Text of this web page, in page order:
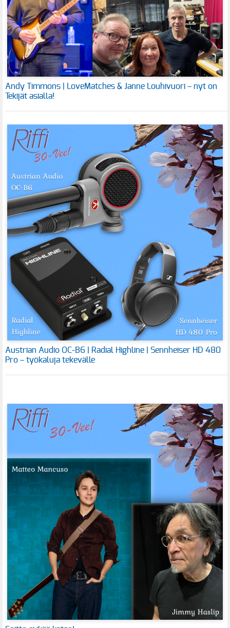
Andy Timmons | LoveMatches & Janne Louhivuori – nyt on
Tekijät asialla!
Austrian Audio OC-B6 | Radial Highline | Sennheiser HD 480
Pro – työkaluja tekevälle